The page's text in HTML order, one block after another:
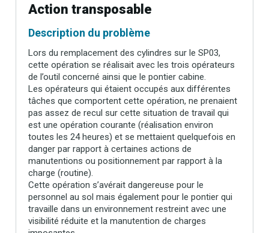
Action transposable
Description du problème
Lors du remplacement des cylindres sur le SP03,
cette opération se réalisait avec les trois opérateurs
de l’outil concerné ainsi que le pontier cabine.
Les opérateurs qui étaient occupés aux différentes
tâches que comportent cette opération, ne prenaient
pas assez de recul sur cette situation de travail qui
est une opération courante (réalisation environ
toutes les 24 heures) et se mettaient quelquefois en
danger par rapport à certaines actions de
manutentions ou positionnement par rapport à la
charge (routine).
Cette opération s’avérait dangereuse pour le
personnel au sol mais également pour le pontier qui
travaille dans un environnement restreint avec une
visibilité réduite et la manutention de charges